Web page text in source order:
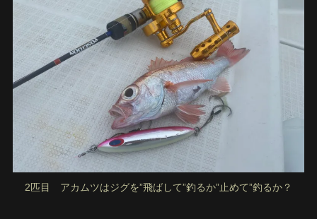
2匹目 アカムツはジグを”飛ばして”釣るか”止めて”釣るか？